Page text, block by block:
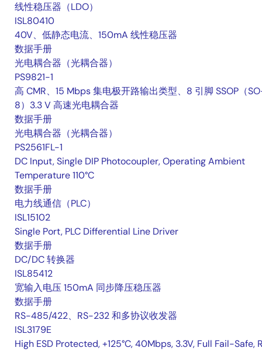
线性稳压器（LDO）
ISL80410
40V、低静态电流、150mA 线性稳压器
数据手册
光电耦合器（光耦合器）
PS9821-1
高 CMR、15 Mbps 集电极开路输出类型、8 引脚 SSOP（
8）3.3 V 高速光电耦合器
数据手册
光电耦合器（光耦合器）
PS2561FL-1
DC Input, Single DIP Photocoupler, Operating Ambient
Temperature 110°C
数据手册
电力线通信（PLC）
ISL15102
Single Port, PLC Differential Line Driver
数据手册
DC/DC 转换器
ISL85412
宽输入电压 150mA 同步降压稳压器
数据手册
RS-485/422、RS-232 和多协议收发器
ISL3179E
High ESD Protected, +125°C, 40Mbps, 3.3V, Full Fail-Safe,